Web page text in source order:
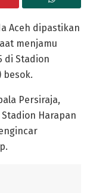
Aceh dipastikan
menjamu
di Stadion
besok.
Persiraja,
Harapan